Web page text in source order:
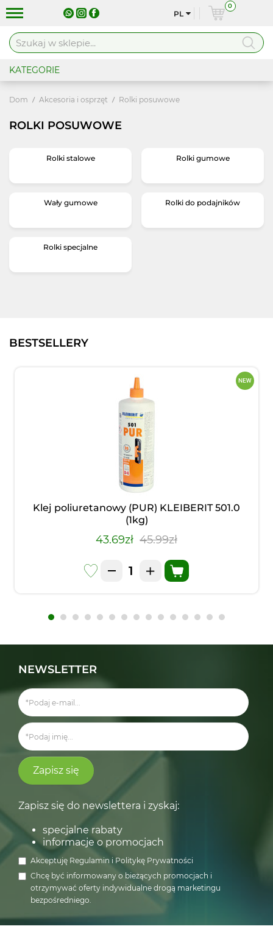
PL
0
KATEGORIE
Dom Akcesoria i osprzęt Rolki posuwowe
ROLKI POSUWOWE
Rolki stalowe Rolki gumowe
Wały gumowe Rolki do podajników
Rolki specjalne
BESTSELLERY
Klej poliuretanowy (PUR) KLEIBERIT 501.0
(1kg)
43.69zł 45.99zł
NEWSLETTER
Zapisz się
Zapisz się do newslettera i zyskaj:
specjalne rabaty
informacje o promocjach
Akceptuję Regulamin i Politykę Prywatności
Chcę być informowany o bieżących promocjach i
otrzymywać oferty indywidualne drogą marketingu
bezpośredniego.